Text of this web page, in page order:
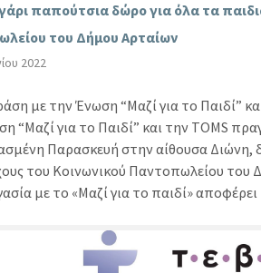
παπούτσια δώρο για όλα τα
του Δήμου Αρταίων
2022
με την Ένωση “Μαζί για το Παιδί”
“Μαζί για το Παιδί” και την TOMS
Παρασκευή στην αίθουσα Διώνη,
του Κοινωνικού Παντοπωλείου του
με το «Μαζί για το παιδί»